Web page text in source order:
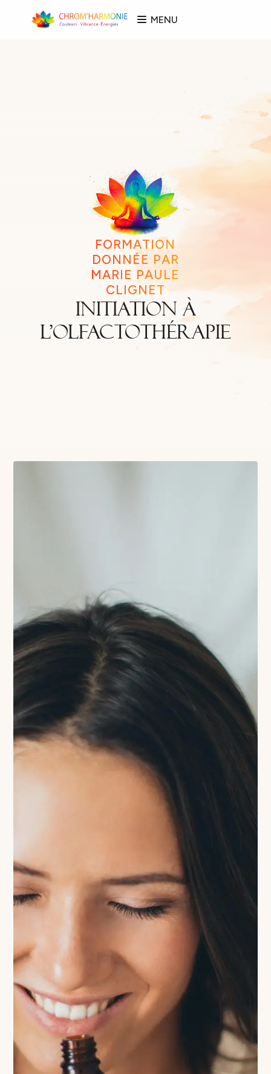
MENU
FORMATION
DONNÉE PAR
MARIE PAULE
CLIGNET
Initiation à
l’Olfactothérapie